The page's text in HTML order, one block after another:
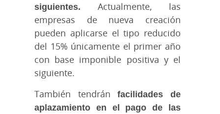
siguientes. Actualmente, las
empresas de nueva creación
pueden aplicarse el tipo reducido
del 15% únicamente el primer año
con base imponible positiva y el
siguiente.
También tendrán facilidades de
aplazamiento en el pago de las